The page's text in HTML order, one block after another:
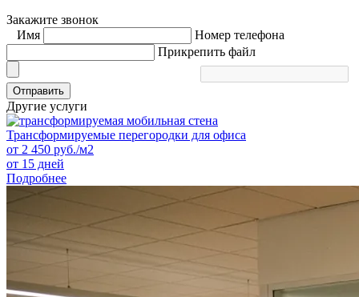
Закажите звонок
Имя
Номер телефона
Прикрепить файл
Отправить
Другие услуги
Трансформируемые перегородки для офиса
от 2 450 руб./м2
от 15 дней
Подробнее